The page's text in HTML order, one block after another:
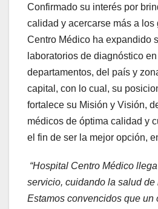
Confirmado su interés por
calidad y acercarse más a los
Centro Médico ha expandido
laboratorios de diagnóstico
departamentos, del país y
capital, con lo cual, su
fortalece su Misión y Visión,
médicos de óptima calidad y
el fin de ser la mejor opción,
“Hospital Centro Médico
servicio, cuidando la salud de
Estamos convencidos que un